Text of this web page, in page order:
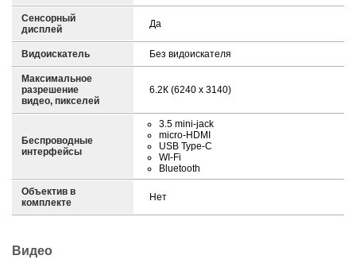
Сенсорный
дисплей
Да
Видоискатель Без видоискателя
Максимальное
разрешение
видео, пикселей
6.2К (6240 x 3140)
Беспроводные
интерфейсы
3.5 mini-jack
micro-HDMI
USB Type-C
WI-Fi
Bluetooth
Объектив в
комплекте
Нет
Видео